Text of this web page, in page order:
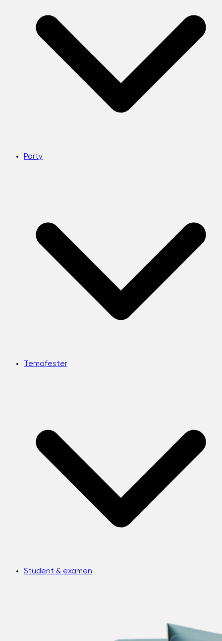
Party
Temafester
Student & examen